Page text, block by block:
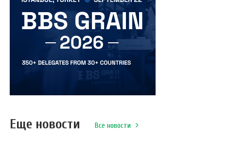
Еще новости Все новости